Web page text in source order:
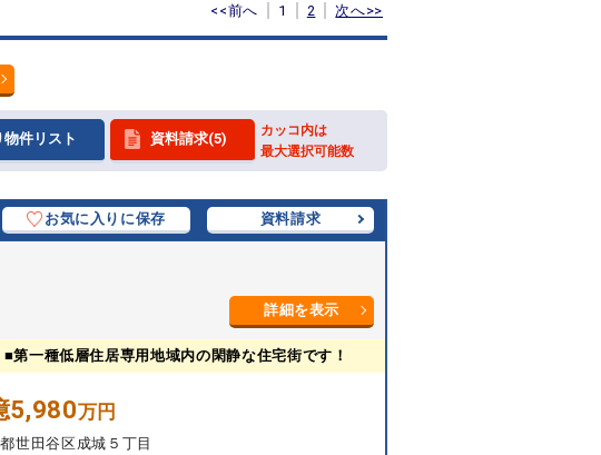
<<前へ 1 2 次へ>>
件リスト 資料請求(5)
カッコ内は
最大選択可能数
お気に入りに保存 資料請求
詳細を表示
一種低層住居専用地域内の閑静な住宅街です！
5,980万円
世田谷区成城５丁目